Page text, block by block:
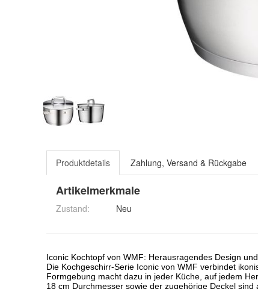
Produktdetails Zahlung, Versand & Rückgabe
Artikelmerkmale
Zustand: Neu